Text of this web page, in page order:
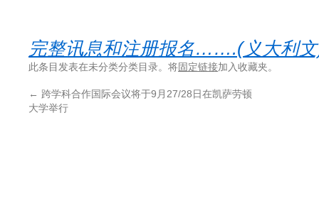
完整讯息和注册报名…….(义大利
此条目发表在未分类分类目录。将固定链接加入收藏夹。
← 跨学科合作国际会议将于9月27/28日在凯萨劳顿
大学举行